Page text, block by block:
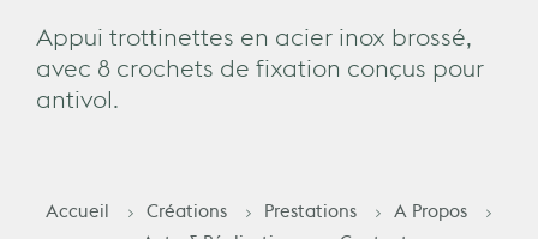
Appui trottinettes en acier inox brossé,
avec 8 crochets de fixation conçus pour
antivol.
Accueil Créations Prestations
A Propos